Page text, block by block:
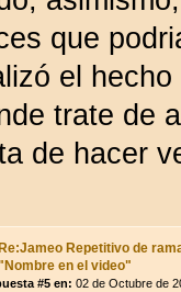
que
el
trate de
de hacer
Re:Jameo Repetitivo de
en el video"
#5 en: 02 de Octubre de